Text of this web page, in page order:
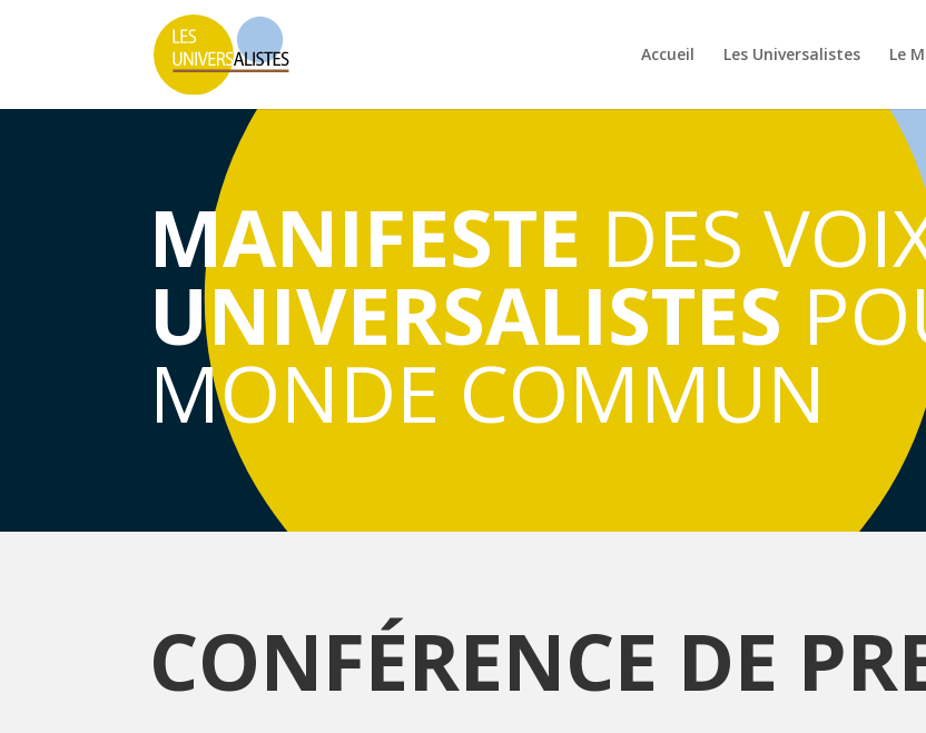
Accueil Les Universalistes Le
MANIFESTE DES
UNIVERSALISTES
MONDE COMMUN
CONFÉRENCE DE